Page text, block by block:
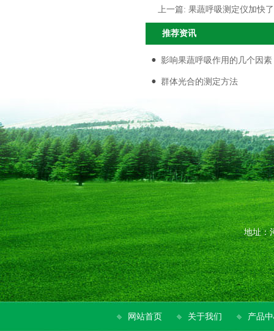
上一篇: 果蔬呼吸测定仪加快
推荐资讯
影响果蔬呼吸作用的几个因素
群体光合的测定方法
地址：
网站首页 关于我们 产品